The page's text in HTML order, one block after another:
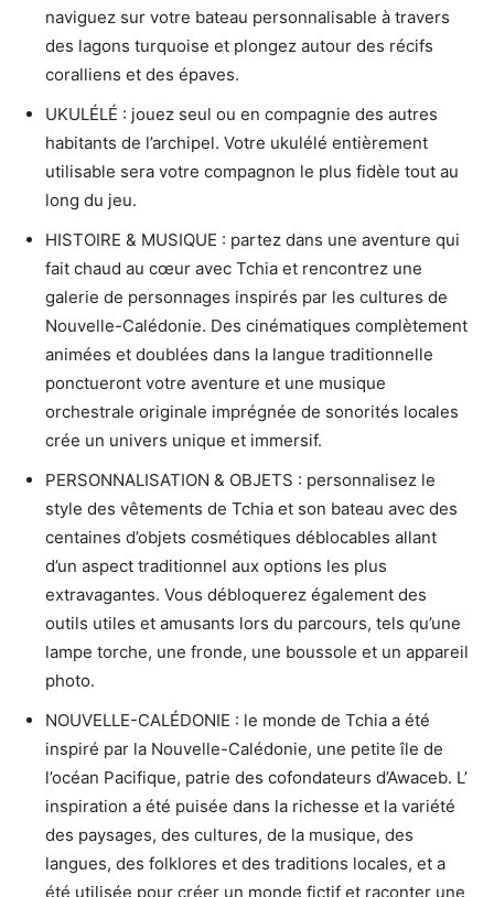
naviguez sur votre bateau personnalisable à travers
des lagons turquoise et plongez autour des récifs
coralliens et des épaves.
UKULÉLÉ : jouez seul ou en compagnie des autres
habitants de l’archipel. Votre ukulélé entièrement
utilisable sera votre compagnon le plus fidèle tout au
long du jeu.
HISTOIRE & MUSIQUE : partez dans une aventure qui
fait chaud au cœur avec Tchia et rencontrez une
galerie de personnages inspirés par les cultures de
Nouvelle-Calédonie. Des cinématiques complètement
animées et doublées dans la langue traditionnelle
ponctueront votre aventure et une musique
orchestrale originale imprégnée de sonorités locales
crée un univers unique et immersif.
PERSONNALISATION & OBJETS : personnalisez le
style des vêtements de Tchia et son bateau avec des
centaines d’objets cosmétiques déblocables allant
d’un aspect traditionnel aux options les plus
extravagantes. Vous débloquerez également des
outils utiles et amusants lors du parcours, tels qu’une
lampe torche, une fronde, une boussole et un appareil
photo.
NOUVELLE-CALÉDONIE : le monde de Tchia a été
inspiré par la Nouvelle-Calédonie, une petite île de
l’océan Pacifique, patrie des cofondateurs d’Awaceb. L’
inspiration a été puisée dans la richesse et la variété
des paysages, des cultures, de la musique, des
langues, des folklores et des traditions locales, et a
été utilisée pour créer un monde fictif et raconter une